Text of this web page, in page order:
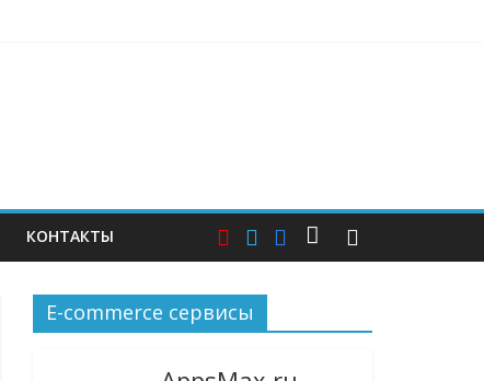
КОНТАКТЫ
E-commerce сервисы